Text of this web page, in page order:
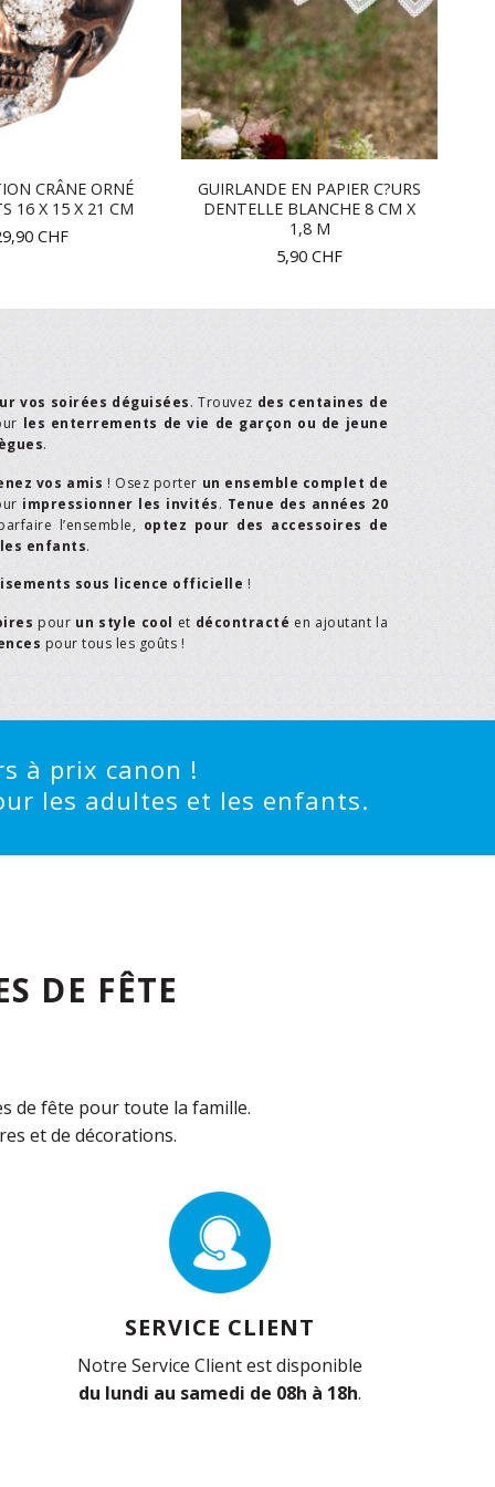
CRÂNE ORNÉ
16 X 15 X 21 CM
CHF
GUIRLANDE EN PAPIER C?URS
DENTELLE BLANCHE 8 CM X
1,8 M
5,90 CHF
vos soirées déguisées. Trouvez des centaines de
les enterrements de vie de garçon ou de jeune
.
vos amis ! Osez porter un ensemble complet de
impressionner les invités. Tenue des années 20
l’ensemble, optez pour des accessoires de
les enfants.
sous licence officielle !
pour un style cool et décontracté en ajoutant la
pour tous les goûts !
à prix canon !
les adultes et les enfants.
DE FÊTE
de fête pour toute la famille.
et de décorations.
SERVICE CLIENT
Notre Service Client est disponible
du lundi au samedi de 08h à 18h.